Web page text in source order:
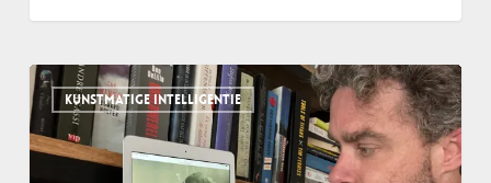
KUNSTMATIGE INTELLIGENTIE
Waarom
er
geen
magische